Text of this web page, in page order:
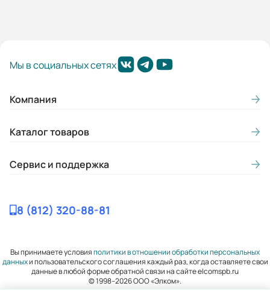
Мы в социальных сетях
Компания
Каталог товаров
Сервис и поддержка
8 (812) 320-88-81
Вы принимаете условияполитики в отношении обработки персональных
данныхи пользовательского соглашения каждый раз, когда оставляете свои
данные в любой форме обратной связи на сайте elcomspb.ru
© 1998–2026 ООО «Элком».